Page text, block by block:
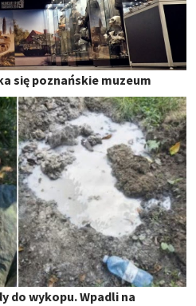
się poznańskie muzeum
do wykopu. Wpadli na